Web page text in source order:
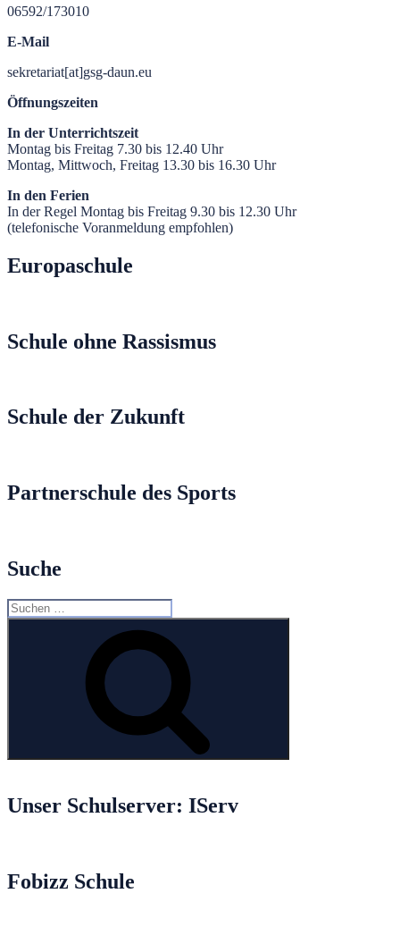
06592/173010
E-Mail
sekretariat[at]gsg-daun.eu
Öffnungszeiten
In der Unterrichtszeit
Montag bis Freitag 7.30 bis 12.40 Uhr
Montag, Mittwoch, Freitag 13.30 bis 16.30 Uhr
In den Ferien
In der Regel Montag bis Freitag 9.30 bis 12.30 Uhr
(telefonische Voranmeldung empfohlen)
Europaschule
Schule ohne Rassismus
Schule der Zukunft
Partnerschule des Sports
Suche
Suche
nach:
Unser Schulserver: IServ
Fobizz Schule